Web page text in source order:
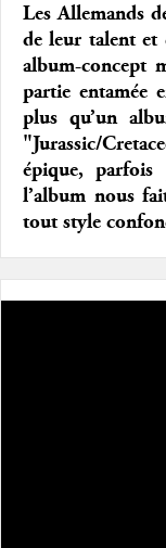
Les Allemands
de leur talent et
album-concept
partie entamée
plus qu’un
"Jurassic/
épique,
l’album nous
tout style